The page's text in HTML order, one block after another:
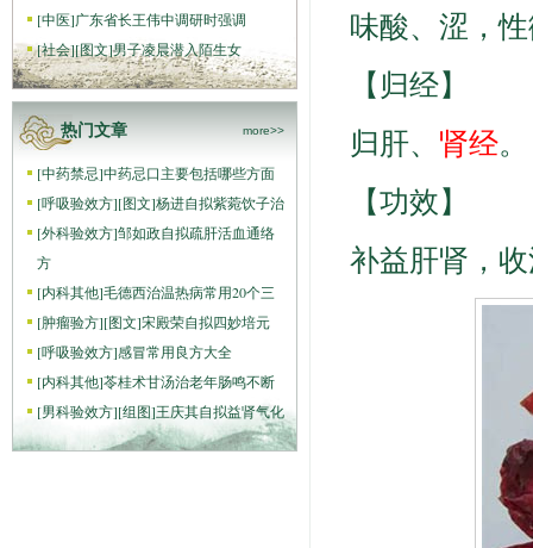
[中医]广东省长王伟中调研时强调
[社会][图文]男子凌晨潜入陌生女
热门文章 more>>
[中药禁忌]中药忌口主要包括哪些方面
[呼吸验效方][图文]杨进自拟紫菀饮子治
[外科验效方]邹如政自拟疏肝活血通络
方
[内科其他]毛德西治温热病常用20个三
[肿瘤验方][图文]宋殿荣自拟四妙培元
[呼吸验效方]感冒常用良方大全
[内科其他]苓桂术甘汤治老年肠鸣不断
[男科验效方][组图]王庆其自拟益肾气化
味酸、涩，
【归经】
归肝、 肾经。
【功效】
补益肝肾，